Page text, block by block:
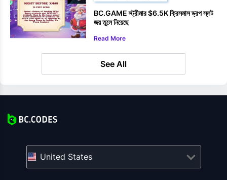
BC.GAME স্ট্রীমার $6.5K ক্রিসমাস ড্রপ স্লট
জয় তুলে নিয়েছে
Read More
See All
United States